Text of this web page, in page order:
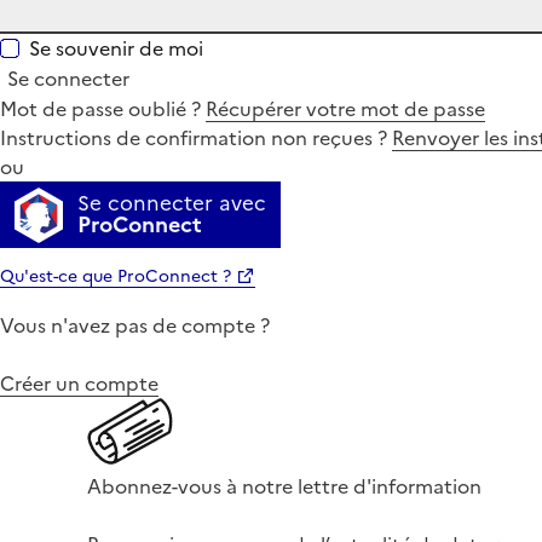
Se souvenir de moi
Se connecter
Mot de passe oublié ? Récupérer votre mot de passe
Instructions de confirmation non reçues ? Renvoyer les
ou
Se connecter avec
ProConnect
Qu'est-ce que ProConnect ?
Vous n'avez pas de compte ?
Créer un compte
Abonnez-vous à notre lettre d'information